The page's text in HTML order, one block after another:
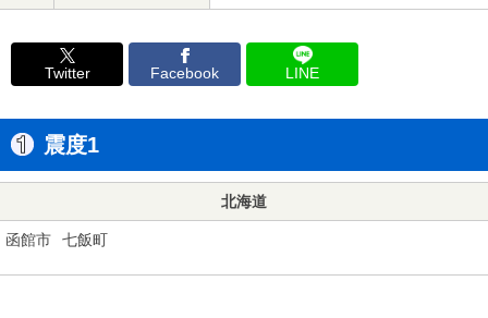
Twitter Facebook LINE
震度1
北海道
函館市 七飯町